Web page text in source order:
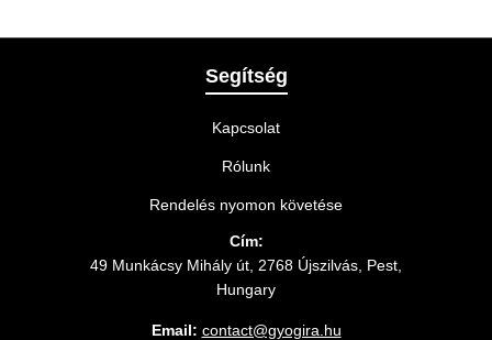
legmegfelelőbb szállítási módot.
Segítség
Kapcsolat
Rólunk
Rendelés nyomon követése
Cím:
49 Munkácsy Mihály út, 2768 Újszilvás, Pest,
Hungary
Email: contact@gyogira.hu